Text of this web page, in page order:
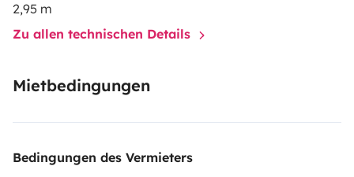
2,95 m
Zu allen technischen Details
Mietbedingungen
Bedingungen des Vermieters